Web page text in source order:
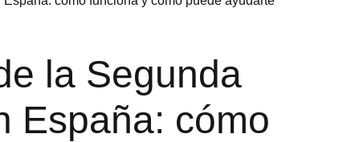
la Segunda
España: cómo